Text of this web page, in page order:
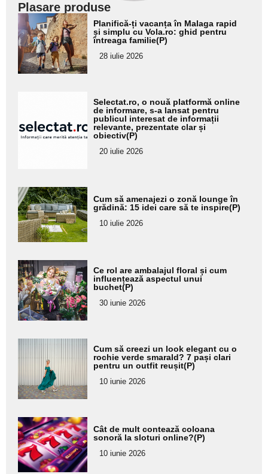
Plasare produse
Adaugă
aici textul
pentru
subtitlu
Planifică-ți vacanța în Malaga rapid
și simplu cu Vola.ro: ghid pentru
întreaga familie(P)
28 iulie 2026
pentru
subtitlu
Selectat.ro, o nouă platformă online
de informare, s-a lansat pentru
publicul interesat de informații
relevante, prezentate clar și
obiectiv(P)
20 iulie 2026
Adaugă
aici textul
pentru
subtitlu
Cum să amenajezi o zonă lounge în
grădină: 15 idei care să te inspire(P)
10 iulie 2026
Adaugă
aici textul
pentru
subtitlu
Ce rol are ambalajul floral și cum
influențează aspectul unui
buchet(P)
30 iunie 2026
Adaugă
aici textul
pentru
subtitlu
Cum să creezi un look elegant cu o
rochie verde smarald? 7 pași clari
pentru un outfit reușit(P)
10 iunie 2026
Adaugă
aici textul
pentru
subtitlu
Cât de mult contează coloana
sonoră la sloturi online?(P)
10 iunie 2026